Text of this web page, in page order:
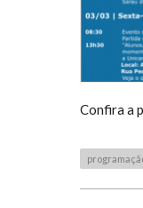
Confira a